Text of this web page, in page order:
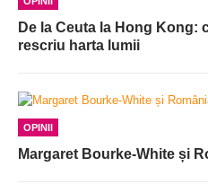
De la Ceuta la Hong Kong:
rescriu harta lumii
OPINII
Margaret Bourke-White și